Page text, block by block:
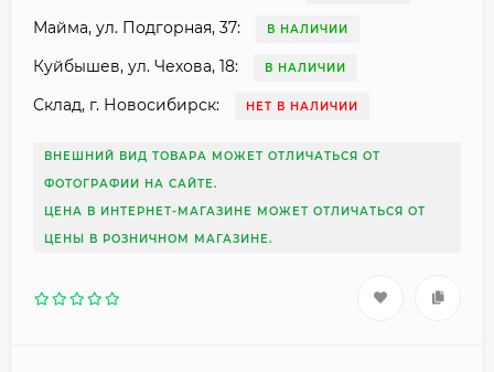
Майма, ул. Подгорная, 37: В НАЛИЧИИ
Куйбышев, ул. Чехова, 18: В НАЛИЧИИ
Склад, г. Новосибирск: НЕТ В НАЛИЧИИ
ВНЕШНИЙ ВИД ТОВАРА МОЖЕТ ОТЛИЧАТЬСЯ ОТ
ФОТОГРАФИИ НА САЙТЕ.
ЦЕНА В ИНТЕРНЕТ-МАГАЗИНЕ МОЖЕТ ОТЛИЧАТЬСЯ ОТ
ЦЕНЫ В РОЗНИЧНОМ МАГАЗИНЕ.